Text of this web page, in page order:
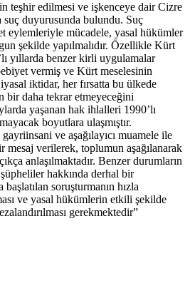
teşhir edilmesi ve işkenceye dair Cizre
suç duyurusunda bulundu. Suç
eylemleriyle mücadele, yasal hükümler
şekilde yapılmalıdır. Özellikle Kürt
yıllarda benzer kirli uygulamalar
vermiş ve Kürt meselesinin
iktidar, her fırsatta bu ülkede
bir daha tekrar etmeyeceğini
yaşanan hak ihlalleri 1990’lı
boyutlara ulaşmıştır.
ve aşağılayıcı muamele ile
mesaj verilerek, toplumun aşağılanarak
anlaşılmaktadır. Benzer durumların
hakkında derhal bir
soruşturmanın hızla
ve yasal hükümlerin etkili şekilde
gerekmektedir”